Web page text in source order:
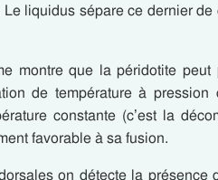
liquidus sépare ce dernier
montre que la péridotite
de température à
constante (c’est la
favorable à sa fusion.
on détecte la présence